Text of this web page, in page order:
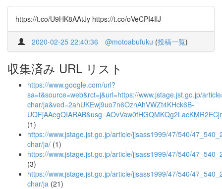
https://t.co/U9HK8AAtJy https://t.co/oVeCPI4IlJ
2020-02-25 22:40:36 @motoabufuku (投稿一覧)
収集済み URL リスト
https://www.google.com/url?
sa=t&source=web&rct=j&url=https://www.jstage.jst.go.jp/
char/ja&ved=2ahUKEwj9uo7n6OznAhVWZt4KHck6B-
(1)
https://www.jstage.jst.go.jp/article/jjsass1999/47/540/
char/ja/ (1)
https://www.jstage.jst.go.jp/article/jjsass1999/47/540/
(3)
https://www.jstage.jst.go.jp/article/jjsass1999/47/540/
char/ja (21)